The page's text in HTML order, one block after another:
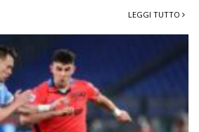
LEGGI TUTTO